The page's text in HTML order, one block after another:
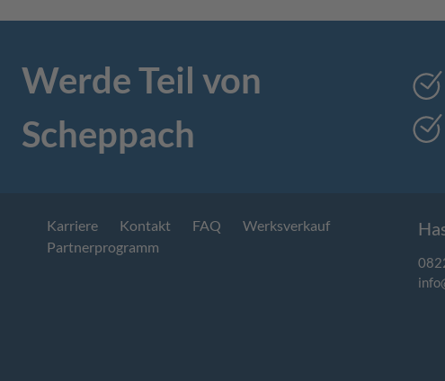
Werde Teil von
Scheppach
Karriere Kontakt FAQ
Werksverkauf
Partnerprogramm